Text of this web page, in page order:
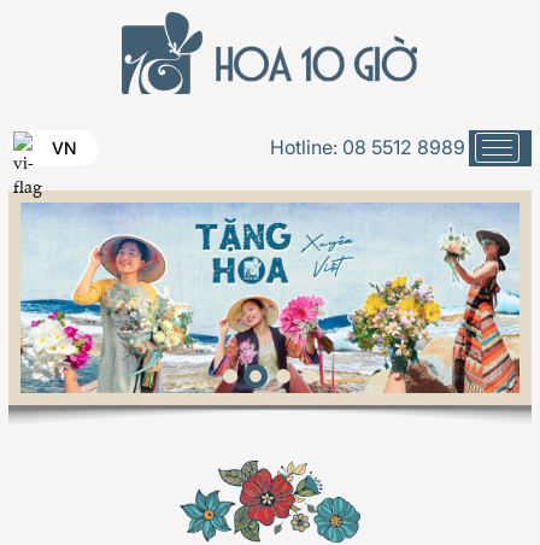
Hotline: 08 5512 8989
VN
ĐĂNG KÝ DỊCH VỤ "LÌ XÌ TÌNH YÊU +
TẶNG HOA VALENTINE 2021"